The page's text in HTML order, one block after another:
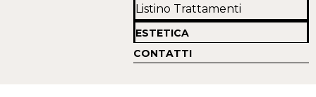
Listino Trattamenti
ESTETICA
CONTATTI